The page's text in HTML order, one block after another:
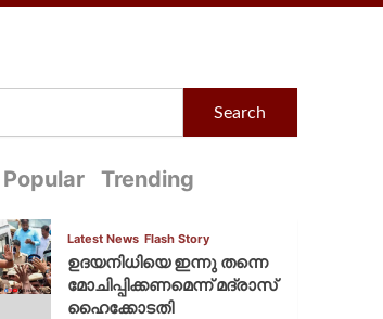
Search
Popular Trending
Latest News Flash Story
ഉദയനിധിയെ ഇന്നു തന്നെ
മോചിപ്പിക്കണമെന്ന് മദ്രാസ്
ഹൈക്കോടതി